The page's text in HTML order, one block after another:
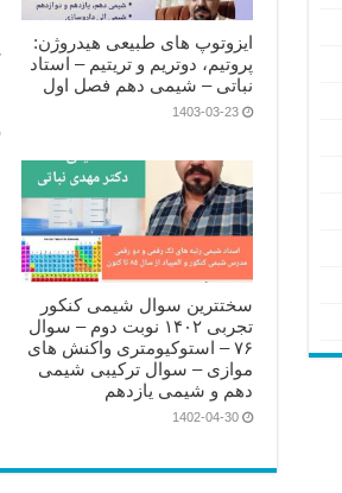
ایزوتوپ های طبیعی هیدروژن:
پروتیم، دوتریم و تریتیم – استاد
نباتی – شیمی دهم فصل اول
1403-03-23
سختترین سوال شیمی کنکور
تجربی ۱۴۰۲ نوبت دوم – سوال
۷۶ – استوکیومتری واکنش های
موازی – سوال ترکیبی شیمی
دهم و شیمی یازدهم
1402-04-30